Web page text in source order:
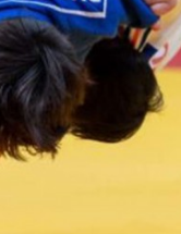
замыг хааж